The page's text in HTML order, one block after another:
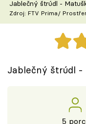
Speciál: Cuketa
Těhotnej
Sledujte prima+
Jablečný štrúdl -
Zdroj: FTV Prima/
Jablečný štrúdl -
5